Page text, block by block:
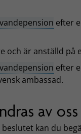
efter
och är anställd på
efter
ambassad.
av oss
kan du